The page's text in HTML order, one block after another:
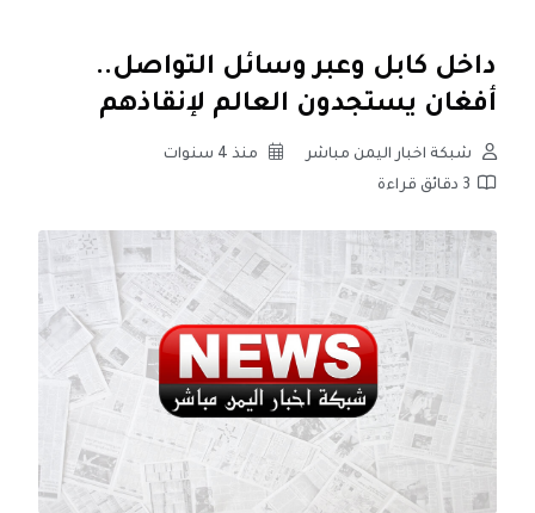
داخل كابل وعبر وسائل التواصل..
أفغان يستجدون العالم لإنقاذهم
شبكة اخبار اليمن مباشر
منذ 4 سنوات
3 دقائق قراءة